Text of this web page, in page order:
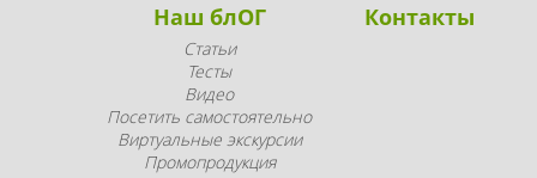
Наш блОГ
Статьи
Тесты
Видео
Посетить самостоятельно
Виртуальные экскурсии
Промопродукция
Контакты